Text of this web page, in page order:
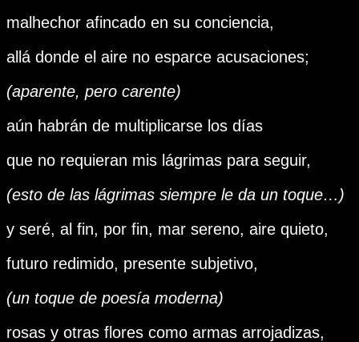
malhechor afincado en su conciencia,
allá donde el aire no esparce acusaciones;
(aparente, pero carente)
aún habrán de multiplicarse los días
que no requieran mis lágrimas para seguir,
(esto de las lágrimas siempre le da un toque…)
y seré, al fin, por fin, mar sereno, aire quieto,
futuro redimido, presente subjetivo,
(un toque de poesía moderna)
rosas y otras flores como armas arrojadizas,